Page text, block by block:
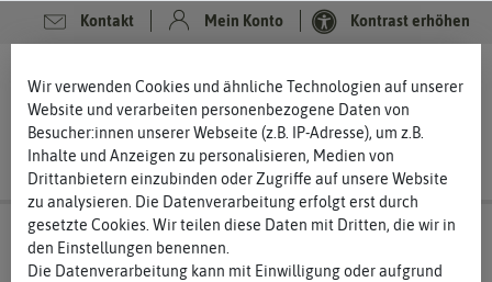
Kontakt Mein Konto Kontrast erhöhen
Wir verwenden Cookies und ähnliche Technologien auf unserer
Website und verarbeiten personenbezogene Daten von
Besucher:innen unserer Webseite (z.B. IP-Adresse), um z.B.
Inhalte und Anzeigen zu personalisieren, Medien von
Drittanbietern einzubinden oder Zugriffe auf unsere Website
zu analysieren. Die Datenverarbeitung erfolgt erst durch
gesetzte Cookies. Wir teilen diese Daten mit Dritten, die wir in
den Einstellungen benennen.
Die Datenverarbeitung kann mit Einwilligung oder aufgrund